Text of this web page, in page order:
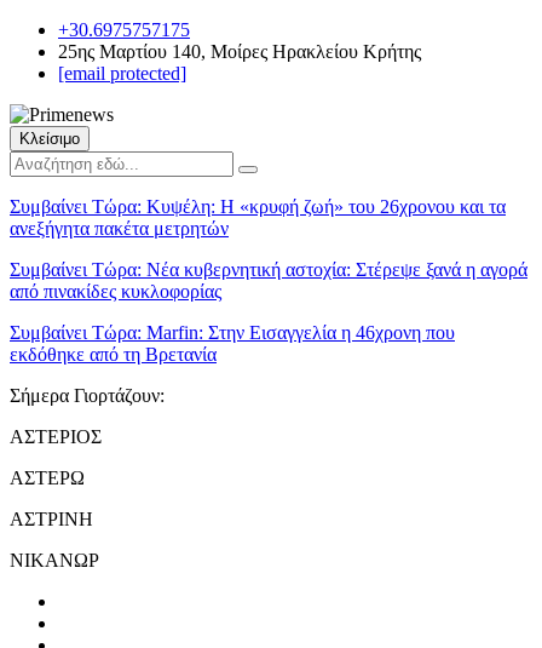
+30.6975757175
25ης Μαρτίου 140, Μοίρες Ηρακλείου Κρήτης
[email protected]
Κλείσιμο
Συμβαίνει Τώρα: Κυψέλη: Η «κρυφή ζωή» του 26χρονου και τα
ανεξήγητα πακέτα μετρητών
Συμβαίνει Τώρα: Νέα κυβερνητική αστοχία: Στέρεψε ξανά η αγορά
από πινακίδες κυκλοφορίας
Συμβαίνει Τώρα: Marfin: Στην Εισαγγελία η 46χρονη που
εκδόθηκε από τη Βρετανία
Σήμερα Γιορτάζουν:
ΑΣΤΕΡΙΟΣ
ΑΣΤΕΡΩ
ΑΣΤΡΙΝΗ
ΝΙΚΑΝΩΡ